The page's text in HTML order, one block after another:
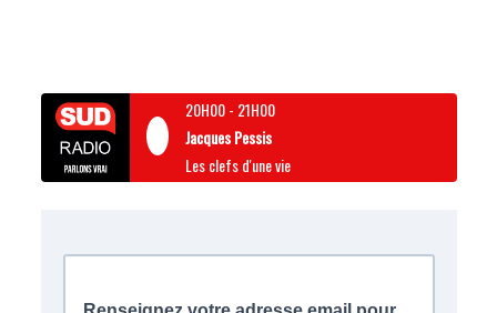
20H00- 21H00
Jacques Pessis
Les clefs d'une vie